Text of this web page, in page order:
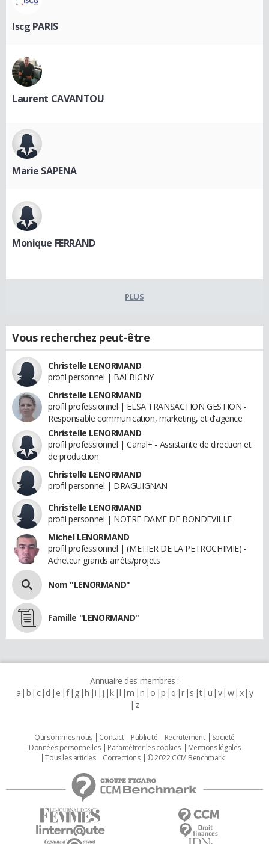
Iscg PARIS
Laurent CAVANTOU
Marie SAPENA
Monique FERRAND
PLUS
Vous recherchez peut-être
Christelle LENORMAND
profil personnel | BALBIGNY
Christelle LENORMAND
profil professionnel | ELSA TRANSACTION GESTION -
Responsable communication, marketing, et d'agence
Christelle LENORMAND
profil professionnel | Canal+ - Assistante de direction et
de production
Christelle LENORMAND
profil personnel | DRAGUIGNAN
Christelle LENORMAND
profil personnel | NOTRE DAME DE BONDEVILLE
Michel LENORMAND
profil professionnel | (METIER DE LA PETROCHIMIE) -
Acheteur grands arrêts/projets
Nom "LENORMAND"
Famille "LENORMAND"
Annuaire des membres :
a b c d e f g h i j k l m n o p q r s t u v w x y
z
Qui sommes nous Contact Publicité Recrutement
Societé
Données personnelles
Paramétrer les cookies
Mentions légales
Tous les articles
Corrections © 2022 CCM Benchmark